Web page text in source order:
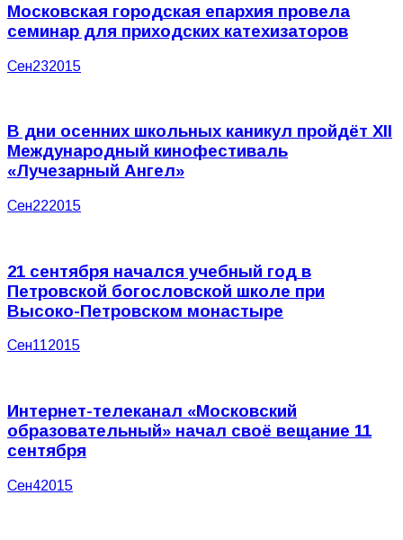
Московская городская епархия провела
семинар для приходских катехизаторов
Сен232015
В дни осенних школьных каникул пройдёт XII
Международный кинофестиваль
«Лучезарный Ангел»
Сен222015
21 сентября начался учебный год в
Петровской богословской школе при
Высоко-Петровском монастыре
Сен112015
Интернет-телеканал «Московский
образовательный» начал своё вещание 11
сентября
Сен42015